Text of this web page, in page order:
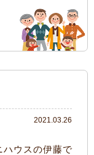
2021.03.26
ハウスの伊藤で